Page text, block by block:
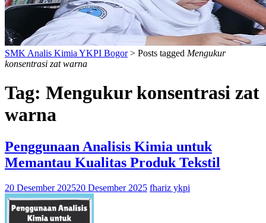
SMK Analis Kimia YKPI Bogor> Posts tagged Mengukur
konsentrasi zat warna
Tag: Mengukur konsentrasi zat
warna
Penggunaan Analisis Kimia untuk
Memantau Kualitas Produk Tekstil
20 Desember 202520 Desember 2025 fhariz ykpi